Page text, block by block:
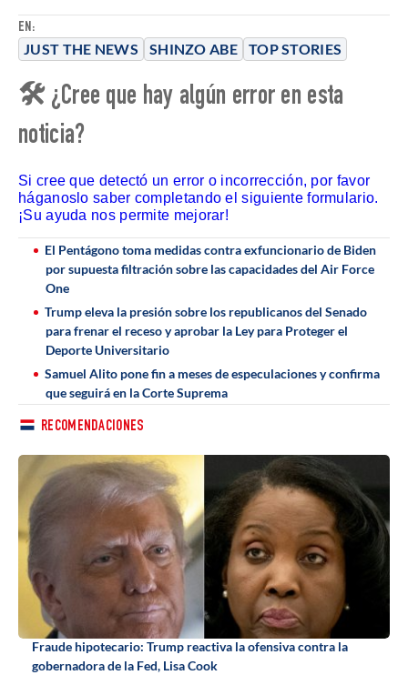
EN:
JUST THE NEWS SHINZO ABE TOP STORIES
🛠 ¿Cree que hay algún error en esta
noticia?
Si cree que detectó un error o incorrección, por favor
háganoslo saber completando el siguiente formulario.
¡Su ayuda nos permite mejorar!
El Pentágono toma medidas contra exfuncionario de Biden
por supuesta filtración sobre las capacidades del Air Force
One
Trump eleva la presión sobre los republicanos del Senado
para frenar el receso y aprobar la Ley para Proteger el
Deporte Universitario
Samuel Alito pone fin a meses de especulaciones y confirma
que seguirá en la Corte Suprema
RECOMENDACIONES
Fraude hipotecario: Trump reactiva la ofensiva contra la
gobernadora de la Fed, Lisa Cook